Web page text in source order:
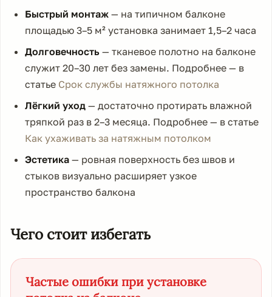
Быстрый монтаж — на типичном балконе
площадью 3–5 м² установка занимает 1,5–2 часа
Долговечность — тканевое полотно на балконе
служит 20–30 лет без замены. Подробнее — в
статье Срок службы натяжного потолка
Лёгкий уход — достаточно протирать влажной
тряпкой раз в 2–3 месяца. Подробнее — в статье
Как ухаживать за натяжным потолком
Эстетика — ровная поверхность без швов и
стыков визуально расширяет узкое
пространство балкона
Чего стоит избегать
Частые ошибки при установке